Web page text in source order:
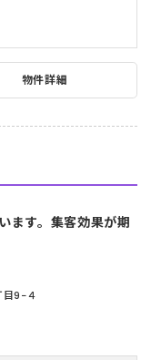
物件詳細
ます。集客効果が期
目9−４